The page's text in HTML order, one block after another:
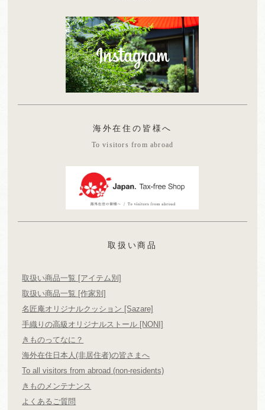
海外在住の皆様へ
To visitors from abroad
取扱い商品
取扱い商品一覧 [アイテム別]
取扱い商品一覧 [作家別]
名匠庵オリジナルクッション [Sazare]
手織りの高級オリジナルストール [NONI]
きものってなに？
海外在住日本人(非居住者)の皆さまへ
To all visitors from abroad (non-residents)
きものメンテナンス
よくあるご質問